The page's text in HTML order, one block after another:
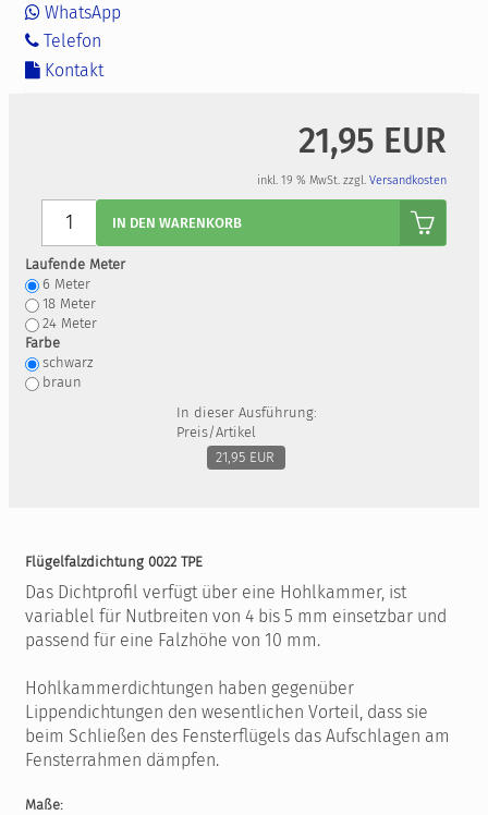
WhatsApp
Telefon
Kontakt
21,95 EUR
inkl. 19 % MwSt. zzgl. Versandkosten
IN DEN WARENKORB
Laufende Meter
6 Meter
18 Meter
24 Meter
Farbe
schwarz
braun
In dieser Ausführung:
Preis/Artikel
21,95 EUR
Flügelfalzdichtung 0022 TPE
Das Dichtprofil verfügt über eine Hohlkammer, ist
variablel für Nutbreiten von 4 bis 5 mm einsetzbar und
passend für eine Falzhöhe von 10 mm.
Hohlkammerdichtungen haben gegenüber
Lippendichtungen den wesentlichen Vorteil, dass sie
beim Schließen des Fensterflügels das Aufschlagen am
Fensterrahmen dämpfen.
Maße: